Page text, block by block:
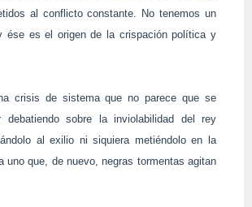
al conflicto constante. No tenemos un
ése es el origen de la crispación política y
crisis de sistema que no parece que se
debatiendo sobre la inviolabilidad del rey
al exilio ni siquiera metiéndolo en la
uno que, de nuevo, negras tormentas agitan